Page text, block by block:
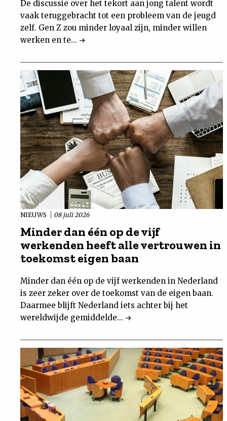
De discussie over het tekort aan jong talent wordt
vaak teruggebracht tot een probleem van de jeugd
zelf. Gen Z zou minder loyaal zijn, minder willen
werken en te...
NIEUWS 08 juli 2026
Minder dan één op de vijf
werkenden heeft alle vertrouwen in
toekomst eigen baan
Minder dan één op de vijf werkenden in Nederland
is zeer zeker over de toekomst van de eigen baan.
Daarmee blijft Nederland iets achter bij het
wereldwijde gemiddelde...